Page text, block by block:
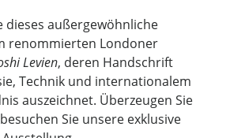
dieses außergewöhnliche
renommierten Londoner
Levien, deren Handschrift
Technik und internationalem
auszeichnet. Überzeugen Sie
Sie unsere exklusive